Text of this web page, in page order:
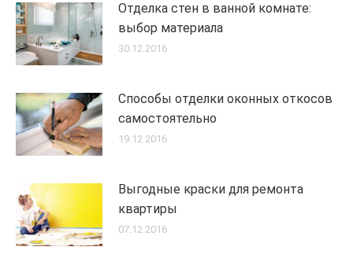
Отделка стен в ванной комнате:
выбор материала
30.12.2016
Способы отделки оконных откосов
самостоятельно
19.12.2016
Выгодные краски для ремонта
квартиры
07.12.2016